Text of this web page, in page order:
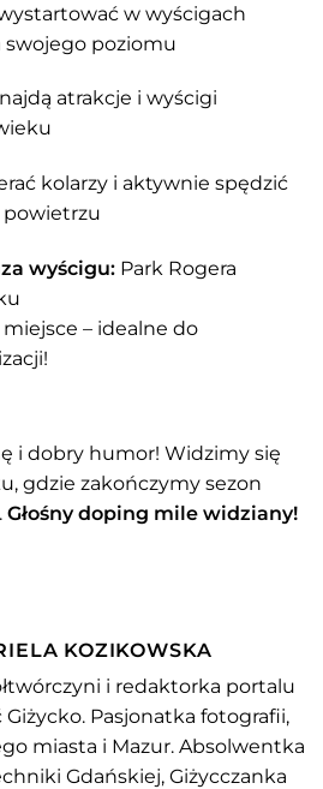
w wyścigach
poziomu
atrakcje i wyścigi
kolarzy i aktywnie spędzić
powietrzu
wyścigu: Park Rogera
– idealne do
i dobry humor! Widzimy się
gdzie zakończymy sezon
Głośny doping mile widziany!
KOZIKOWSKA
i redaktorka portalu
Giżycko. Pasjonatka fotografii,
miasta i Mazur. Absolwentka
Gdańskiej, Giżycczanka